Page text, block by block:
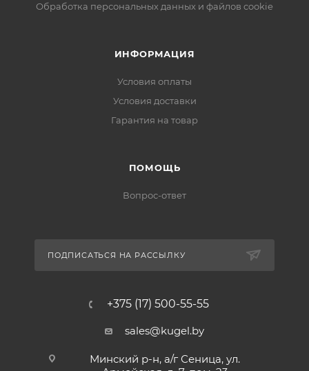
Обработка персональных данных и файлов cookie
ИНФОРМАЦИЯ
Условия оплаты
Условия доставки
Гарантия на товар
ПОМОЩЬ
Вопрос-ответ
ПОДПИСАТЬСЯ НА РАССЫЛКУ
+375 (17) 500-55-55
sales@kugel.by
Минский р-н, а/г Сеница, ул.